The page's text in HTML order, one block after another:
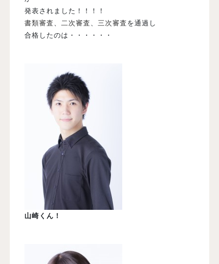
発表されました！！！！
書類審査
二次審査 三次審査を通過し
合格したのは・・・・・・
山崎くん！